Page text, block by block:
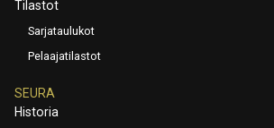
Tilastot
Sarjataulukot
Pelaajatilastot
SEURA
Historia